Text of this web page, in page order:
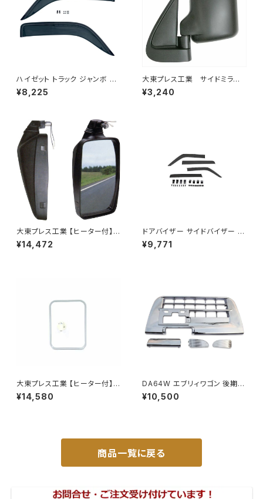
ハイゼット トラック ジャンボ S5
00P S510P S500 S510 系 ワ
イド ドアバイザー止め具付ピク
¥8,225
大東プレス工業 サイドミラー/
バックミラー ダイハツ ハイ
ゼット トラック 左 99年～
¥3,240
大東プレス工業 【ヒーター付】ハ
イウェイミラー ヒーター付 100
0R DI-5101CXY
¥14,472
ドアバイザー サイドバイザー タ
ンク 900系 ルーミー 900系 M
900A M910A サイドドア 金具
¥9,771
大東プレス工業 【ヒーター付】
サイドミラー/バックミラー トレ
¥14,580
DA64W エブリィワゴン 後期型
平成22年5月～ フロント バンパ
ー メッキ グリル セット PZター
¥10,500
商品一覧に戻る